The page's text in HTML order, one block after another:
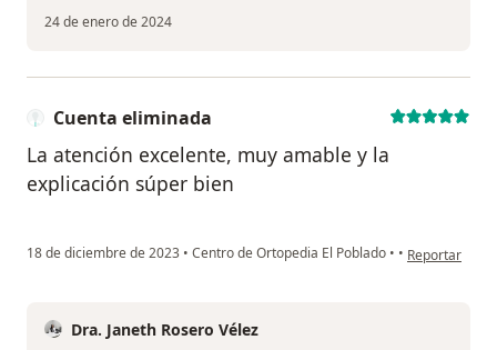
24 de enero de 2024
Cuenta eliminada
La atención excelente, muy amable y la
explicación súper bien
18 de diciembre de 2023 • Centro de Ortopedia El Poblado • • en opinión
Reportar
Dra. Janeth Rosero Vélez